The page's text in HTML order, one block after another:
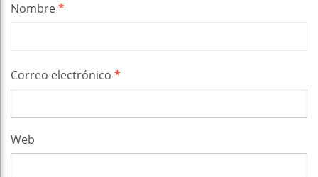
Nombre*
Correo electrónico *
Web